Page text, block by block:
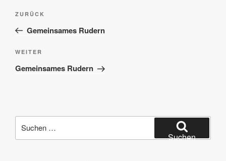
Beitragsnavigation
Vorheriger
Beitrag
ZURÜCK
Gemeinsames Rudern
Nächster
Beitrag
WEITER
Gemeinsames Rudern
nach:
Suchen